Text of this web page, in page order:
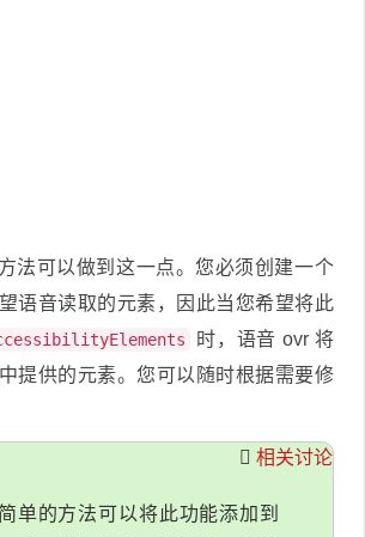
法可以做到这一点。您必须创建一个
语音读取的元素，因此当您希望将此
时，语音 ovr 将
提供的元素。您可以随时根据需要修
相关讨论
单的方法可以将此功能添加到